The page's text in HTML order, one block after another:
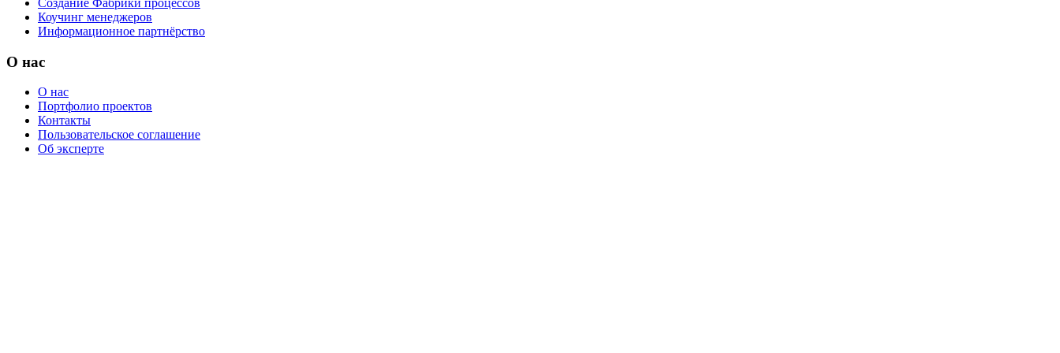
Создание Фабрики процессов
Коучинг менеджеров
Информационное партнёрство
О нас
О нас
Портфолио проектов
Контакты
Пользовательское соглашение
Об эксперте